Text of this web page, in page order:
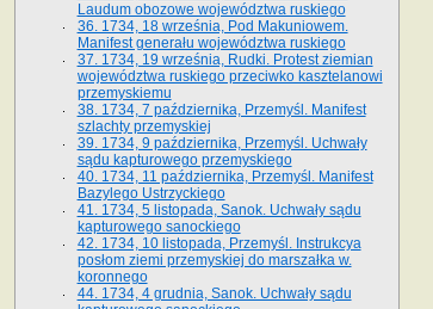
Laudum obozowe województwa ruskiego
36. 1734, 18 września, Pod Makuniowem.
Manifest generału województwa ruskiego
37. 1734, 19 września, Rudki. Protest ziemian
województwa ruskiego przeciwko kasztelanowi
przemyskiemu
38. 1734, 7 października, Przemyśl. Manifest
szlachty przemyskiej
39. 1734, 9 października, Przemyśl. Uchwały
sądu kapturowego przemyskiego
40. 1734, 11 października, Przemyśl. Manifest
Bazylego Ustrzyckiego
41. 1734, 5 listopada, Sanok. Uchwały sądu
kapturowego sanockiego
42. 1734, 10 listopada, Przemyśl. Instrukcya
posłom ziemi przemyskiej do marszałka w.
koronnego
44. 1734, 4 grudnia, Sanok. Uchwały sądu